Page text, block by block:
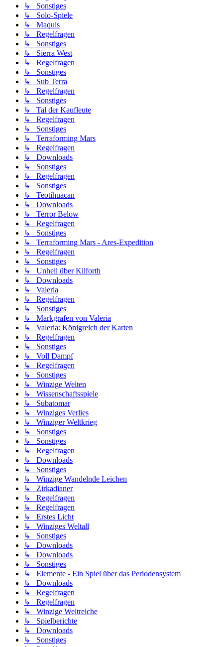
↳ Sonstiges
↳ Solo-Spiele
↳ Maquis
↳ Regelfragen
↳ Sonstiges
↳ Sierra West
↳ Regelfragen
↳ Sonstiges
↳ Sub Terra
↳ Regelfragen
↳ Sonstiges
↳ Tal der Kaufleute
↳ Regelfragen
↳ Sonstiges
↳ Terraforming Mars
↳ Regelfragen
↳ Downloads
↳ Sonstiges
↳ Regelfragen
↳ Sonstiges
↳ Teotihuacan
↳ Downloads
↳ Terror Below
↳ Regelfragen
↳ Sonstiges
↳ Terraforming Mars - Ares-Expedition
↳ Regelfragen
↳ Sonstiges
↳ Unheil über Kilforth
↳ Downloads
↳ Valeria
↳ Regelfragen
↳ Sonstiges
↳ Markgrafen von Valeria
↳ Valeria: Königreich der Karten
↳ Regelfragen
↳ Sonstiges
↳ Voll Dampf
↳ Regelfragen
↳ Sonstiges
↳ Winzige Welten
↳ Wissenschaftsspiele
↳ Subatomar
↳ Winziges Verlies
↳ Winziger Weltkrieg
↳ Sonstiges
↳ Sonstiges
↳ Regelfragen
↳ Downloads
↳ Sonstiges
↳ Winzige Wandelnde Leichen
↳ Zirkadianer
↳ Regelfragen
↳ Regelfragen
↳ Erstes Licht
↳ Winziges Weltall
↳ Sonstiges
↳ Downloads
↳ Downloads
↳ Sonstiges
↳ Elemente - Ein Spiel über das Periodensystem
↳ Downloads
↳ Regelfragen
↳ Regelfragen
↳ Winzige Weltreiche
↳ Spielberichte
↳ Downloads
↳ Sonstiges